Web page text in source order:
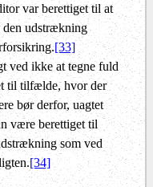
var berettiget til at
udstrækning
[33]
ved ikke at tegne fuld
til tilfælde, hvor der
bør derfor, uagtet
være berettiget til
som ved
[34]